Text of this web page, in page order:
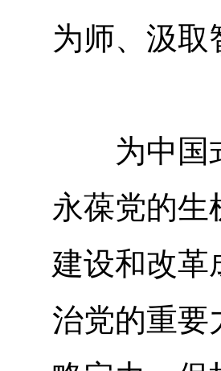
为师、汲取
为中国式
永葆党的生
建设和改革
治党的重要